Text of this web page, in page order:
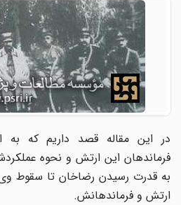
در این مقاله قصد داریم که به
فرماندهان این ارتش و نحوه
به قدرت رسیدن رضاخان تا سقوط وی
ارتش و فرماندهانش.